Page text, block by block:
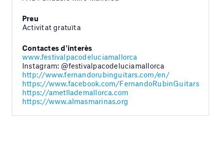
Preu
Activitat gratuïta
Contactes d'interès
www.festivalpacodeluciamallorca
Instagram: @festivalpacodeluciamallorca
http://www.fernandorubinguitars.com/en/
https://www.facebook.com/FernandoRubinGuitars
https://ametllademallorca.com
https://www.almasmarinas.org